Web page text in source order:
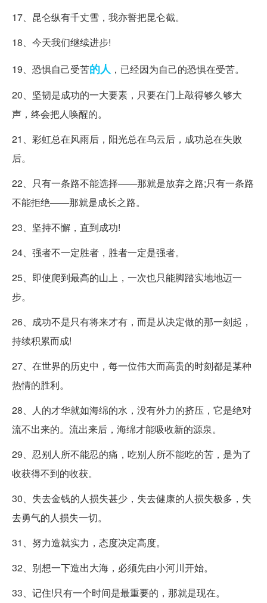
17、昆仑纵有千丈雪，我亦誓把昆仑截。
18、今天我们继续进步!
19、恐惧自己受苦的人 ，已经因为自己的恐惧在受苦。
20、坚韧是成功的一大要素，只要在门上敲得够久够大
声，终会把人唤醒的。
21、彩虹总在风雨后，阳光总在乌云后，成功总在失败
后。
22、只有一条路不能选择——那就是放弃之路;只有一条路
不能拒绝——那就是成长之路。
23、坚持不懈，直到成功!
24、强者不一定胜者，胜者一定是强者。
25、即使爬到最高的山上，一次也只能脚踏实地地迈一
步。
26、成功不是只有将来才有，而是从决定做的那一刻起，
持续积累而成!
27、在世界的历史中，每一位伟大而高贵的时刻都是某种
热情的胜利。
28、人的才华就如海绵的水，没有外力的挤压，它是绝对
流不出来的。流出来后，海绵才能吸收新的源泉。
29、忍别人所不能忍的痛，吃别人所不能吃的苦，是为了
收获得不到的收获。
30、失去金钱的人损失甚少，失去健康的人损失极多，失
去勇气的人损失一切。
31、努力造就实力，态度决定高度。
32、别想一下造出大海，必须先由小河川开始。
33、记住!只有一个时间是最重要的，那就是现在。